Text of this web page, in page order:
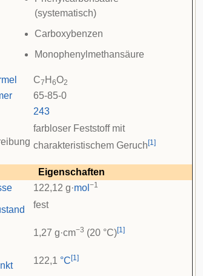
(systematisch)
Carboxybenzen
Monophenylmethansäure
C7 H 6O2
65-85-0
243
farbloser Feststoff mit
charakteristischem Geruch [1]
Eigenschaften
122,12 g·mol −1
fest
1,27 g·cm−3 (20 °C)[1]
122,1 °C [1]